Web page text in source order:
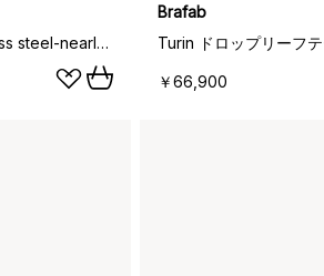
Naos アームチェア, Stainless steel-nearly black
Brafab
￥66,900